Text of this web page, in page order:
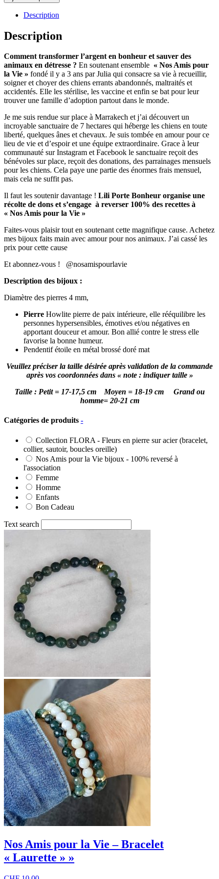
Nos
Amis
la
Vie
Bracelet
"Lily"
Description
Description
Comment transformer l’argent en bonheur et sauver des
animaux en détresse ? En soutenant ensemble « Nos Amis pour
la Vie » fondé il y a 3 ans par Julia qui consacre sa vie à recueillir,
soigner et choyer des chiens errants abandonnés, maltraités et
accidentés. Elle les stérilise, les vaccine et enfin se bat pour leur
trouver une famille d’adoption partout dans le monde.
Je me suis rendue sur place à Marrakech et j’ai découvert un
incroyable sanctuaire de 7 hectares qui héberge les chiens en toute
liberté, quelques ânes et chevaux. Je suis tombée en amour pour ce
lieu de vie et d’espoir et une équipe extraordinaire. Grace à leur
communauté sur Instagram et Facebook le sanctuaire reçoit des
bénévoles sur place, reçoit des donations, des parrainages mensuels
pour les chiens. Cela paye une partie des énormes frais mensuel,
mais cela ne suffit pas.
Il faut les soutenir davantage ! Lili Porte Bonheur organise une
récolte de dons et s’engage à reverser 100% des recettes à
« Nos Amis pour la Vie »
Faites-vous plaisir tout en soutenant cette magnifique cause. Achetez
mes bijoux faits main avec amour pour nos animaux. J’ai cassé les
prix pour cette cause
Et abonnez-vous ! @nosamispourlavie
Description des bijoux :
Diamètre des pierres 4 mm,
Pierre Howlite pierre de paix intérieure, elle rééquilibre les
personnes hypersensibles, émotives et/ou négatives en
apportant douceur et amour. Bon allié contre le stress elle
favorise la bonne humeur.
Pendentif étoile en métal brossé doré mat
Veuillez préciser la taille désirée après validation de la commande
après vos coordonnées dans « note : indiquer taille »
Taille : Petit = 17-17,5 cm Moyen = 18-19 cm Grand ou
homme= 20-21 cm
Catégories de produits -
Collection FLORA - Fleurs en pierre sur acier (bracelet,
collier, sautoir, boucles oreille)
Nos Amis pour la Vie bijoux - 100% reversé à
l'association
Femme
Homme
Enfants
Bon Cadeau
Text search
Nos Amis pour la Vie – Bracelet
« Laurette » »